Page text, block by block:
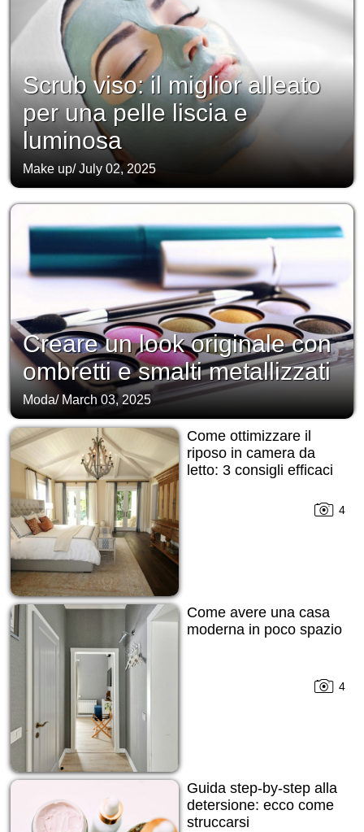
Scrub viso: il miglior alleato
per una pelle liscia e
luminosa
Make up/July 02, 2025
Creare un look originale con
ombretti e smalti metallizzati
Moda/ March 03, 2025
Come ottimizzare il
riposo in camera da
letto: 3 consigli efficaci
4
Come avere una casa
moderna in poco spazio
4
Guida step-by-step alla
detersione: ecco come
struccarsi